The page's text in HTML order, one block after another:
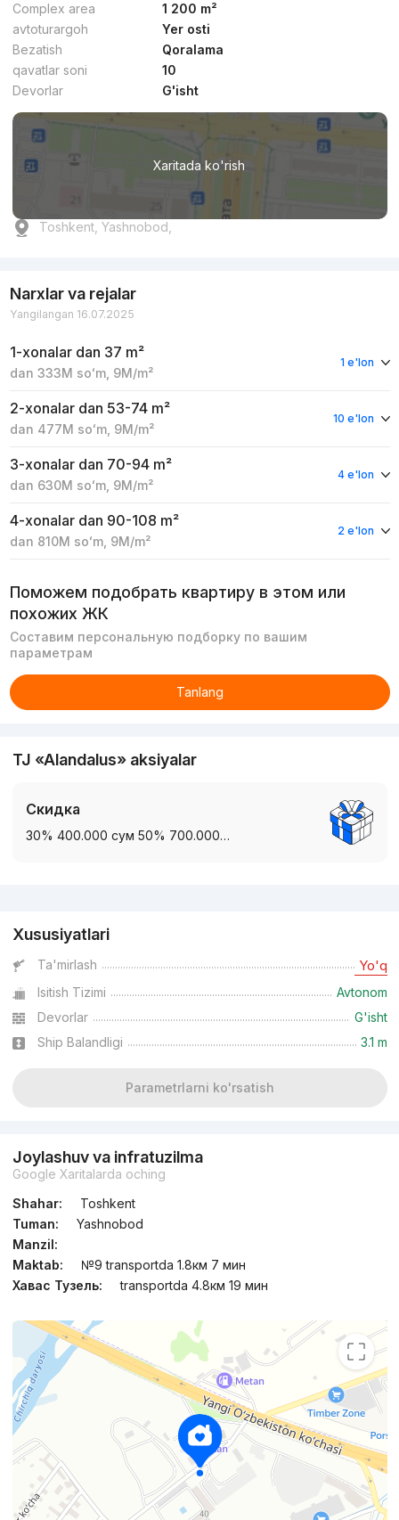
Complex area
1 200 m²
avtoturargoh
Yer osti
Bezatish
Qoralama
qavatlar soni
10
Devorlar
G'isht
Xaritada ko'rish
Toshkent, Yashnobod,
Narxlar va rejalar
Yangilangan 16.07.2025
1-xonalar dan 37 m²
dan 333M soʻm, 9M/m²
1 e'lon
2-xonalar dan 53-74 m²
dan 477M soʻm, 9M/m²
10 e'lon
3-xonalar dan 70-94 m²
dan 630M soʻm, 9M/m²
4 e'lon
4-xonalar dan 90-108 m²
dan 810M soʻm, 9M/m²
2 e'lon
Поможем подобрать квартиру в этом или
похожих ЖК
Составим персональную подборку по вашим
параметрам
Tanlang
TJ «Alandalus» aksiyalar
Скидка
30% 400.000 сум 50% 700.000…
Xususiyatlari
Ta'mirlash Yo'q
Isitish Tizimi
Avtonom
Devorlar
G'isht
Ship Balandligi
3.1 m
Parametrlarni ko'rsatish
Joylashuv va infratuzilma
Google Xaritalarda oching
Shahar:
Toshkent
Tuman:
Yashnobod
Manzil:
Maktab:
№9 transportda 1.8км 7 мин
Хавас Тузель:
transportda 4.8км 19 мин